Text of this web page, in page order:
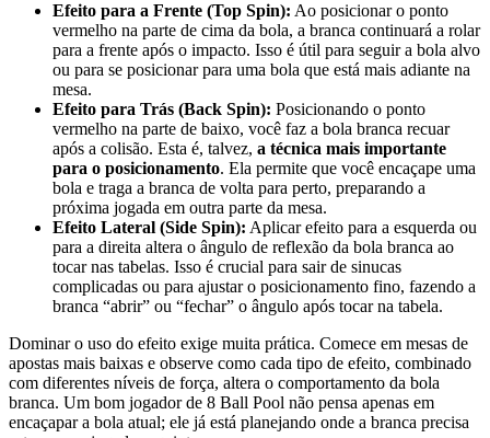
Efeito para a Frente (Top Spin): Ao posicionar o ponto
vermelho na parte de cima da bola, a branca continuará a rolar
para a frente após o impacto. Isso é útil para seguir a bola alvo
ou para se posicionar para uma bola que está mais adiante na
mesa.
Efeito para Trás (Back Spin): Posicionando o ponto
vermelho na parte de baixo, você faz a bola branca recuar
após a colisão. Esta é, talvez, a técnica mais importante
para o posicionamento. Ela permite que você encaçape uma
bola e traga a branca de volta para perto, preparando a
próxima jogada em outra parte da mesa.
Efeito Lateral (Side Spin): Aplicar efeito para a esquerda ou
para a direita altera o ângulo de reflexão da bola branca ao
tocar nas tabelas. Isso é crucial para sair de sinucas
complicadas ou para ajustar o posicionamento fino, fazendo a
branca “abrir” ou “fechar” o ângulo após tocar na tabela.
Dominar o uso do efeito exige muita prática. Comece em mesas de
apostas mais baixas e observe como cada tipo de efeito, combinado
com diferentes níveis de força, altera o comportamento da bola
branca. Um bom jogador de 8 Ball Pool não pensa apenas em
encaçapar a bola atual; ele já está planejando onde a branca precisa